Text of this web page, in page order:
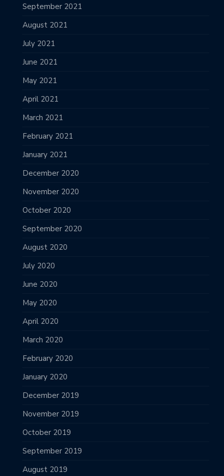
September 2021
August 2021
July 2021
June 2021
May 2021
April 2021
March 2021
February 2021
January 2021
December 2020
November 2020
October 2020
September 2020
August 2020
July 2020
June 2020
May 2020
April 2020
March 2020
February 2020
January 2020
December 2019
November 2019
October 2019
September 2019
August 2019